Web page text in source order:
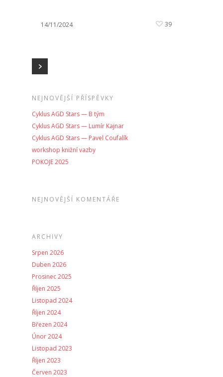
14/11/2024 39
NEJNOVĚJŠÍ PŘÍSPĚVKY
Cyklus AGD Stars — B tým
Cyklus AGD Stars — Lumír Kajnar
Cyklus AGD Stars — Pavel Coufalík
workshop knižní vazby
POKOJE 2025
NEJNOVĚJŠÍ KOMENTÁŘE
ARCHIVY
Srpen 2026
Duben 2026
Prosinec 2025
Říjen 2025
Listopad 2024
Říjen 2024
Březen 2024
Únor 2024
Listopad 2023
Říjen 2023
Červen 2023